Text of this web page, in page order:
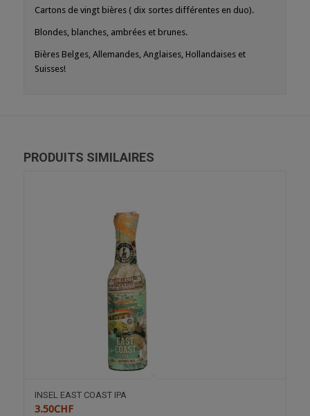
Cartons de vingt bières ( dix sortes différentes en duo).
Blondes, blanches, ambrées et brunes.
Bières Belges, Allemandes, Anglaises, Hollandaises et
Suisses!
PRODUITS SIMILAIRES
INSEL EAST COAST IPA
3.50CHF